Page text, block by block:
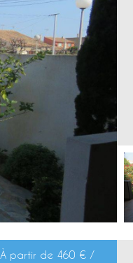
À partir de 460 € /